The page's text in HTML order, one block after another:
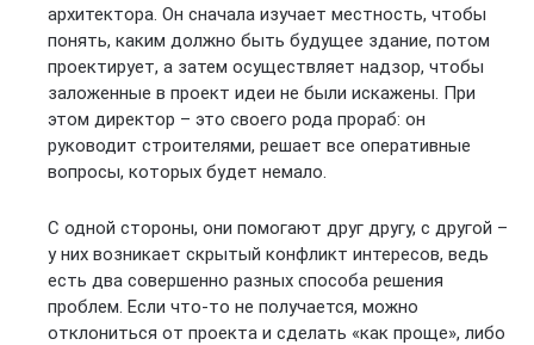
архитектора. Он сначала изучает местность, чтобы
понять, каким должно быть будущее здание, потом
проектирует, а затем осуществляет надзор, чтобы
заложенные в проект идеи не были искажены. При
этом директор – это своего рода прораб: он
руководит строителями, решает все оперативные
вопросы, которых будет немало.
С одной стороны, они помогают друг другу, с другой –
у них возникает скрытый конфликт интересов, ведь
есть два совершенно разных способа решения
проблем. Если что-то не получается, можно
отклониться от проекта и сделать «как проще», либо